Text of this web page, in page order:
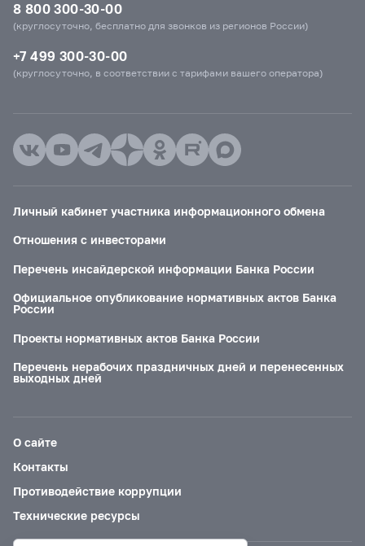
8 800 300-30-00
(круглосуточно, бесплатно для звонков из регионов России)
+7 499 300-30-00
(круглосуточно, в соответствии с тарифами вашего оператора)
Личный кабинет участника информационного обмена
Отношения с инвесторами
Перечень инсайдерской информации Банка России
Официальное опубликование нормативных актов Банка
России
Проекты нормативных актов Банка России
Перечень нерабочих праздничных дней и перенесенных
выходных дней
О сайте
Контакты
Противодействие коррупции
Технические ресурсы